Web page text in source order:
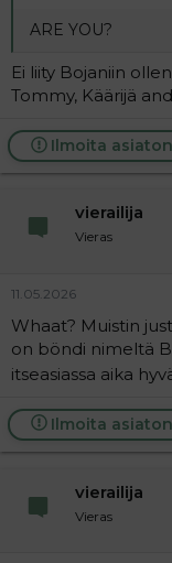
ARE YOU?
Ei liity Bojaniin
Tommy, Käärijä
Ilmoita
vierailija
Vieras
11.05.2026
Whaat? Muistin
on böndi nimeltä
itseasiassa aika
Ilmoita
vierailija
Vieras